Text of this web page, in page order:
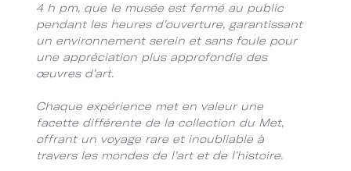
4 h pm, que le musée est fermé au public
pendant les heures d’ouverture, garantissant
un environnement serein et sans foule pour
une appréciation plus approfondie des
œuvres d’art.
Chaque expérience met en valeur une
facette différente de la collection du Met,
offrant un voyage rare et inoubliable à
travers les mondes de l’art et de l’histoire.